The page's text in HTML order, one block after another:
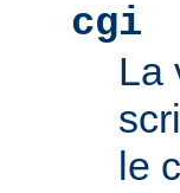
cgi
La
le